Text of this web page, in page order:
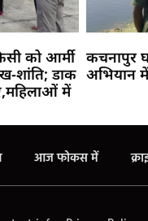
को आर्मी
शांति; डाक
में
कचनापुर
अभियान
आज फोकस में